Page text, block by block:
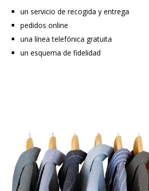
un servicio de recogida y entrega
pedidos online
una línea telefónica gratuita
un esquema de fidelidad